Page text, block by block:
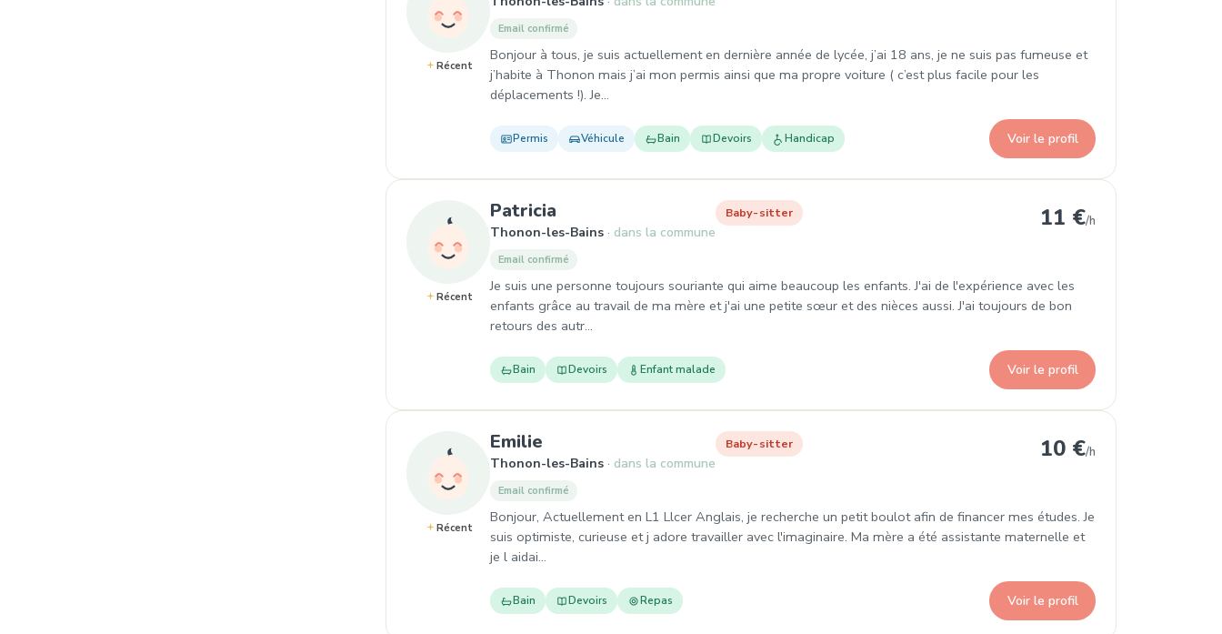
Récent
Email confirmé
Bonjour à tous, je suis actuellement en dernière année de lycée, j’ai 18 ans, je ne suis pas fumeuse et
j’habite à Thonon mais j’ai mon permis ainsi que ma propre voiture ( c’est plus facile pour les
déplacements !). Je…
Permis Véhicule Bain Devoirs Handicap Voir le profil
Récent
Patricia , Baby-sitter à Thonon-les-Bains
Thonon-les-Bains dans la commune
Baby-sitter 11 €/h
Email confirmé
Je suis une personne toujours souriante qui aime beaucoup les enfants. J'ai de l'expérience avec les
enfants grâce au travail de ma mère et j'ai une petite sœur et des nièces aussi. J'ai toujours de bon
retours des autr…
Bain Devoirs Enfant malade Voir le profil
Récent
Emilie , Baby-sitter à Thonon-les-Bains
Thonon-les-Bains dans la commune
Baby-sitter 10 €/h
Email confirmé
Bonjour, Actuellement en L1 Llcer Anglais, je recherche un petit boulot afin de financer mes études. Je
suis optimiste, curieuse et j adore travailler avec l'imaginaire. Ma mère a été assistante maternelle et
je l aidai…
Bain Devoirs Repas Voir le profil